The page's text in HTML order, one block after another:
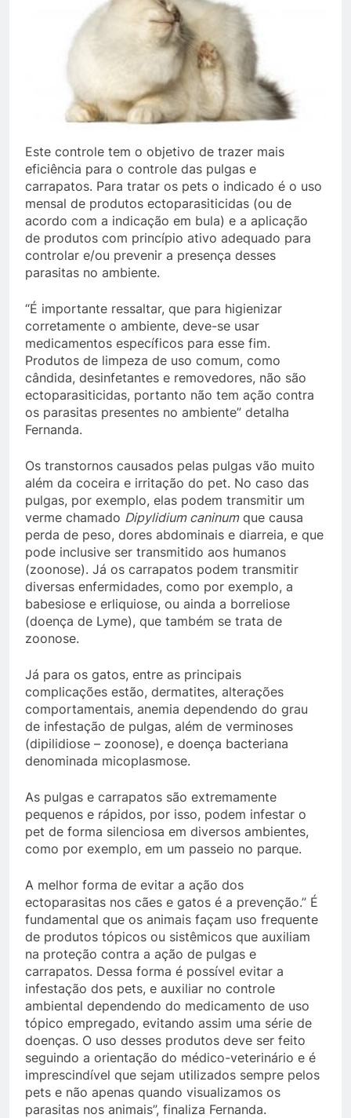
Este controle tem o objetivo de trazer mais
eficiência para o controle das pulgas e
carrapatos. Para tratar os pets o indicado é o uso
mensal de produtos ectoparasiticidas (ou de
acordo com a indicação em bula) e a aplicação
de produtos com princípio ativo adequado para
controlar e/ou prevenir a presença desses
parasitas no ambiente.
“É importante ressaltar, que para higienizar
corretamente o ambiente, deve-se usar
medicamentos específicos para esse fim.
Produtos de limpeza de uso comum, como
cândida, desinfetantes e removedores, não são
ectoparasiticidas, portanto não tem ação contra
os parasitas presentes no ambiente” detalha
Fernanda.
Os transtornos causados pelas pulgas vão muito
além da coceira e irritação do pet. No caso das
pulgas, por exemplo, elas podem transmitir um
verme chamado Dipylidium caninumque causa
perda de peso, dores abdominais e diarreia, e que
pode inclusive ser transmitido aos humanos
(zoonose). Já os carrapatos podem transmitir
diversas enfermidades, como por exemplo, a
babesiose e erliquiose, ou ainda a borreliose
(doença de Lyme), que também se trata de
zoonose.
Já para os gatos, entre as principais
complicações estão, dermatites, alterações
comportamentais, anemia dependendo do grau
de infestação de pulgas, além de verminoses
(dipilidiose – zoonose), e doença bacteriana
denominada micoplasmose.
As pulgas e carrapatos são extremamente
pequenos e rápidos, por isso, podem infestar o
pet de forma silenciosa em diversos ambientes,
como por exemplo, em um passeio no parque.
A melhor forma de evitar a ação dos
ectoparasitas nos cães e gatos é a prevenção.” É
fundamental que os animais façam uso frequente
de produtos tópicos ou sistêmicos que auxiliam
na proteção contra a ação de pulgas e
carrapatos. Dessa forma é possível evitar a
infestação dos pets, e auxiliar no controle
ambiental dependendo do medicamento de uso
tópico empregado, evitando assim uma série de
doenças. O uso desses produtos deve ser feito
seguindo a orientação do médico-veterinário e é
imprescindível que sejam utilizados sempre pelos
pets e não apenas quando visualizamos os
parasitas nos animais”, finaliza Fernanda.